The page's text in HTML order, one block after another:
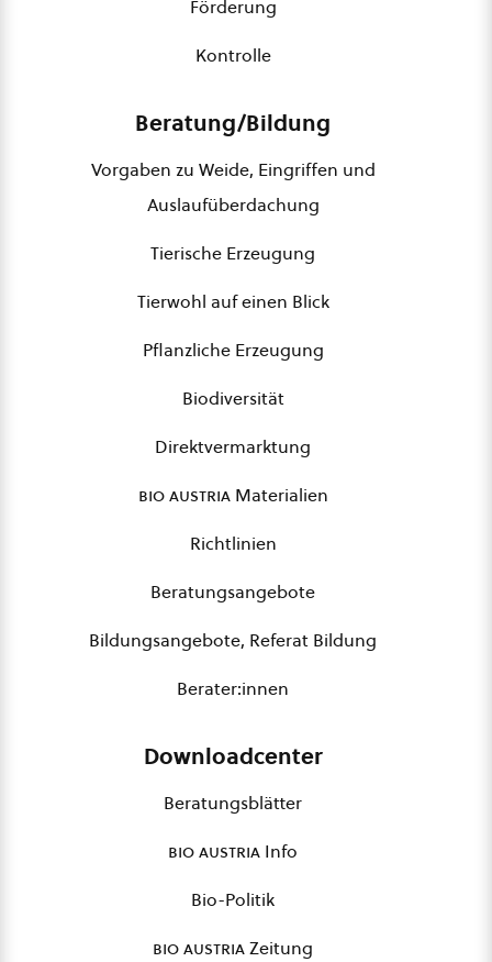
Förderung
Kontrolle
Beratung/Bildung
Vorgaben zu Weide, Eingriffen und
Auslaufüberdachung
Tierische Erzeugung
Tierwohl auf einen Blick
Pflanzliche Erzeugung
Biodiversität
Direktvermarktung
bio austriaMaterialien
Richtlinien
Beratungsangebote
Bildungsangebote, Referat Bildung
Berater:innen
Downloadcenter
Beratungsblätter
bio austria Info
Bio-Politik
bio austriaZeitung